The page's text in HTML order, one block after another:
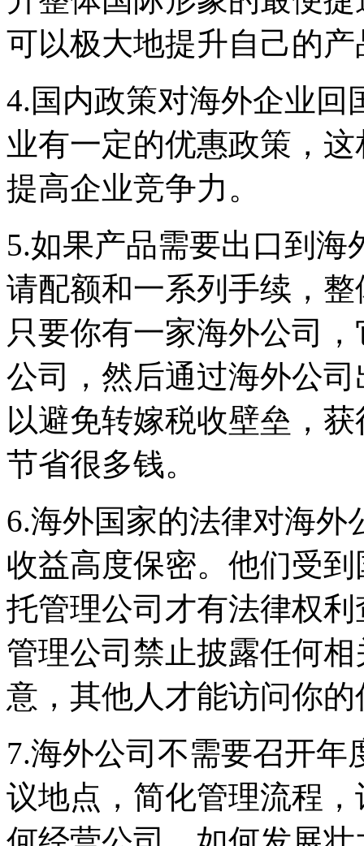
可以极大地提升自己
4.国内政策对海外企业回
业有一定的优惠政策，
提高企业竞争力。
5.如果产品需要出口到
请配额和一系列手续，
只要你有一家海外公司
公司，然后通过海外公
以避免转嫁税收壁垒，
节省很多钱。
6.海外国家的法律对海
收益高度保密。他们受
托管理公司才有法律权
管理公司禁止披露任何
意，其他人才能访问
7.海外公司不需要召开
议地点，简化管理流程